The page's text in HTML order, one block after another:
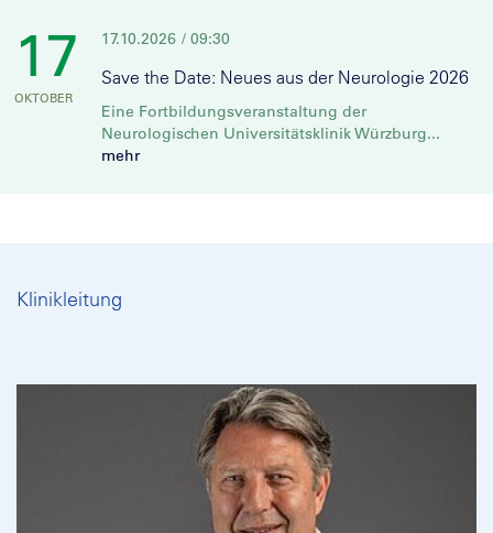
17
OKTOBER
17.10.2026 / 09:30
Save the Date: Neues aus der Neurologie 2026
Eine Fortbildungsveranstaltung der
Neurologischen Universitätsklinik Würzburg...
mehr
Klinikleitung